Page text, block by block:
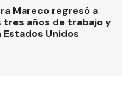
Mareco regresó a
tres años de trabajo y
Unidos